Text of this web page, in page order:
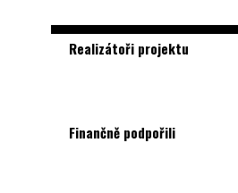
Realizátoři projektu
Finančně podpořili